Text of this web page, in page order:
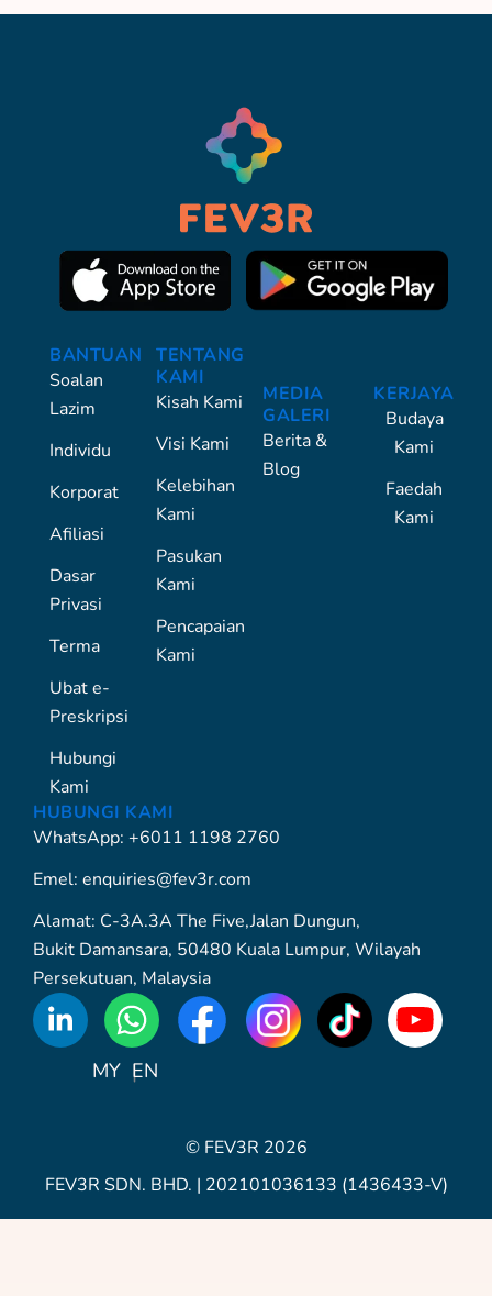
BANTUAN
Soalan
Lazim
Individu
Korporat
Afiliasi
Dasar
Privasi
Terma
Ubat e-
Preskripsi
Hubungi
Kami
TENTANG
KAMI
Kisah Kami
Visi Kami
Kelebihan
Kami
Pasukan
Kami
Pencapaian
Kami
MEDIA
GALERI
Berita &
Blog
KERJAYA
Budaya
Kami
Faedah
Kami
HUBUNGI KAMI
WhatsApp: +6011 1198 2760
Emel: enquiries@fev3r.com
Alamat: C-3A.3A The Five,Jalan Dungun,
Bukit Damansara, 50480 Kuala Lumpur, Wilayah
Persekutuan, Malaysia
WhatsApp
Icon
MY EN
© FEV3R 2026
FEV3R SDN. BHD. | 202101036133 (1436433-V)